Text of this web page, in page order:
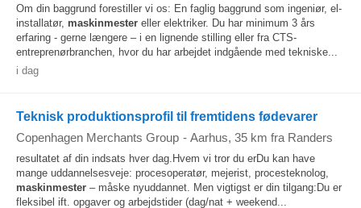
Om din baggrund forestiller vi os: En faglig baggrund som ingeniør, el-
installatør, maskinmester eller elektriker. Du har minimum 3 års
erfaring - gerne længere – i en lignende stilling eller fra CTS-
entreprenørbranchen, hvor du har arbejdet indgående med tekniske...
i dag
Teknisk produktionsprofil til fremtidens fødevarer
Copenhagen Merchants Group - Aarhus, 35 km fra Randers
resultatet af din indsats hver dag.Hvem vi tror du erDu kan have
mange uddannelsesveje: procesoperatør, mejerist, procesteknolog,
maskinmester – måske nyuddannet. Men vigtigst er din tilgang:Du er
fleksibel ift. opgaver og arbejdstider (dag/nat + weekend...